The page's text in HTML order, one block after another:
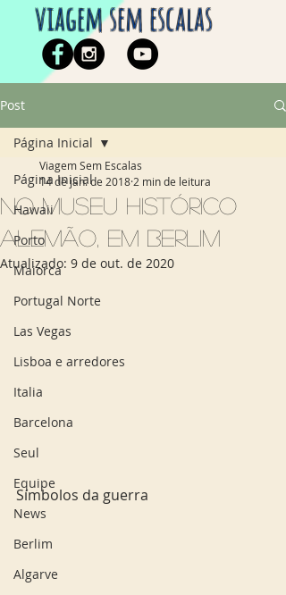
viagem sem escalas
Post
Página Inicial
Hawaii
Porto
Maiorca
Portugal Norte
Las Vegas
Lisboa e arredores
Italia
Barcelona
Seul
Equipe
News
Berlim
Algarve
Página Inicial
No Museu Histórico
Alemão, em Berlim
Viagem Sem Escalas
14 de jan. de 2018 2 min de leitura
Atualizado: 9 de out. de 2020
Símbolos da guerra